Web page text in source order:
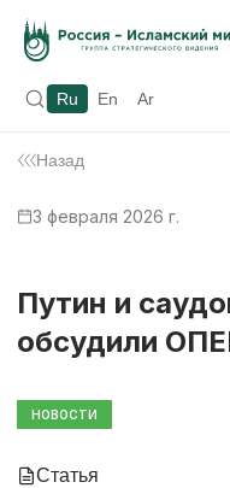
Ru En Ar
Назад
3 февраля 2026 г.
Путин и
обсудили
НОВОСТИ
Статья